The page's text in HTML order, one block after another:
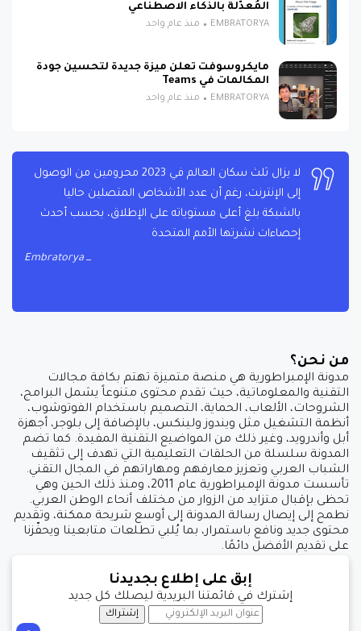
المُعدّلة بالذكاء الاصطناعي
EMBRATORYA منذ عام واحد
مايكروسوفت تعلن ميزة جديدة لتحسين جودة
المكالمات في Teams
EMBRATORYA منذ عام واحد
لا يزال ثلث سكان العالم في 2023 محرومين من الوصول
إلى الإنترنت، رغم أن عدد الأشخاص المتصلين حاليا
بالشبكة بلغ أعلى مستوياته على الإطلاق، بحسب أحدث
إحصاءات نشرتها الأمم المتحدة
Embratorya
من نحن؟
مدونة الإمبراطورية هي منصة متميزة تهتم بكافة مجالات
التقنية والمعلوماتية، حيث تقدم محتوى متنوعاً يشمل البرامج،
الشروحات، الألعاب، الحماية، التصميم باستخدام الفوتوشوب،
أنظمة التشغيل مثل ويندوز ولينكس، بالإضافة إلى بلوجر، أجهزة
أبل وأندرويد، وغير ذلك من المواضيع التقنية المفيدة. كما تضم
المدونة سلسلة من الحلقات التعليمية التي تهدف إلى تثقيف
الشباب العربي وتعزيز معارفهم ومهاراتهم في المجال التقني.
تأسست مدونة الإمبراطورية عام 2011، ومنذ ذلك الحين وهي
تحظى بإقبال متزايد من الزوار من مختلف أنحاء الوطن العربي.
نطمح إلى إيصال رسالة المدونة إلى أوسع شريحة ممكنة، وتقديم
محتوى جديد ونافع باستمرار، بما يُلبي تطلعات متابعينا ويحفّزنا
على تقديم الأفضل دائمًا.
إبق على إطلاع بجديدنا
إشترك في قائمتنا البريدية ليصلك كل جديد
إشتراك